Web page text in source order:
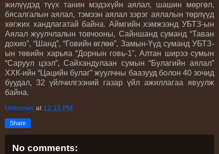
жилүүдэд түүх танин мэдэхүйн аялал, шашин мөргөл,
бясалгалын аялал, тэмээн аялал зэрэг аялалын төрлүүд
хөгжих хандлагатай байна. Аймгийн хэмжээнд УБТЗ-ын
Аялал жуулчлалын товчооны, Сайншанд суманд “Таван
дохио”, “Шанд”, “Говийн өглөө”, Замын-Үүд суманд УБТЗ-
ын төвийн харьяа “Дорнын говь-1”, Алтан ширээ сумын
“Саруул цээл”, Сайхандулаан сумын “Булагийн аялал”
ХХК-ийн “Цацийн булаг” жуулчны баазууд болон 40 зочид
буудал, 32 үйлчилгээний газар үйл ажиллагаа явуулж
байна.
Unknown at 12:15 PM
Share
No comments: